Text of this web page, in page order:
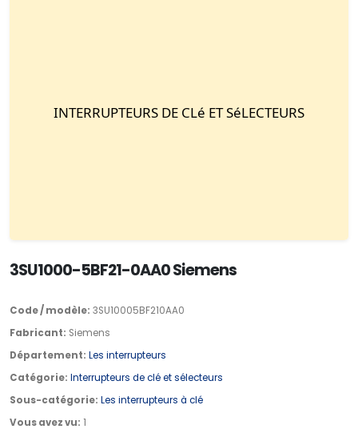
3SU1000-5BF21-0AA0 Siemens
Code / modèle: 3SU10005BF210AA0
Fabricant: Siemens
Département: Les interrupteurs
Catégorie: Interrupteurs de clé et sélecteurs
Sous-catégorie: Les interrupteurs à clé
Vous avez vu: 1